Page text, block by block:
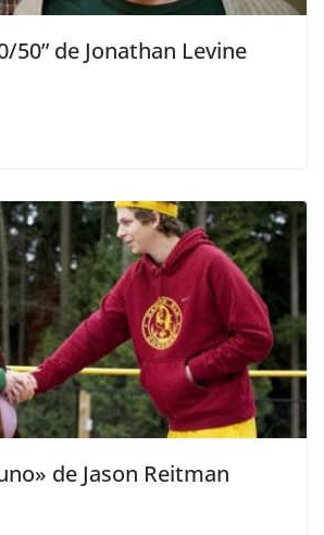
50” de Jonathan Levine
de Jason Reitman